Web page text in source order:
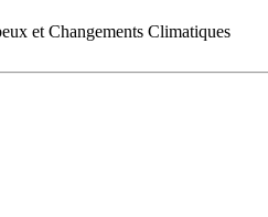
et Changements Climatiques